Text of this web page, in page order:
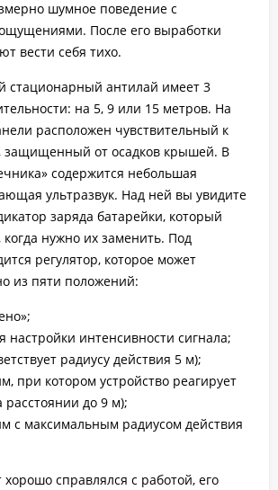
шумное поведение с
После его выработки
вести себя тихо.
стационарный антилай имеет 3
на 5, 9 или 15 метров. На
расположен чувствительный к
от осадков крышей. В
содержится небольшая
ультразвук. Над ней вы увидите
заряда батарейки, который
когда нужно их заменить. Под
регулятор, которое может
из пяти положений:
настройки интенсивности сигнала;
радиусу действия 5 м);
при котором устройство реагирует
расстоянии до 9 м);
с максимальным радиусом действия
справлялся с работой, его